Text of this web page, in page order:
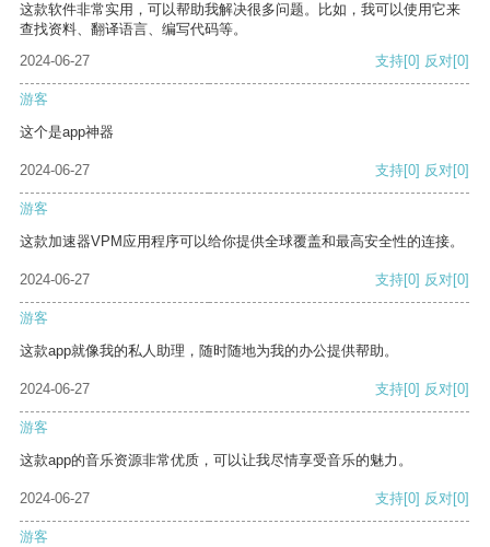
这款软件非常实用，可以帮助我解决很多问题。比如，我可以使用它来
查找资料、翻译语言、编写代码等。
2024-06-27
支持[0] 反对[0]
游客
这个是app神器
2024-06-27 支持[0] 反对[0]
游客
这款加速器VPM应用程序可以给你提供全球覆盖和最高安全性的连接。
2024-06-27 支持[0] 反对[0]
游客
这款app就像我的私人助理，随时随地为我的办公提供帮助。
2024-06-27 支持[0] 反对[0]
游客
这款app的音乐资源非常优质，可以让我尽情享受音乐的魅力。
2024-06-27 支持[0] 反对[0]
游客